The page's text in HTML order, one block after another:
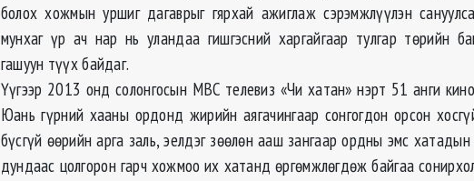
болох хожмын уршиг дагаврыг гярхай ажиглаж сэрэмжлүүлэн
мунхаг үр ач нар нь уландаа гишгэсний харгайгаар тулгар төрийн
гашуун түүх байдаг.
Үүгээр 2013 онд солонгосын MBC телевиз «Чи хатан» нэрт 51 анги
Юань гүрний хааны ордонд жирийн аягачингаар сонгогдон орсон
бүсгүй өөрийн арга заль, эелдэг зөөлөн ааш зангаар ордны эмс
дундаас цолгорон гарч хожмоо их хатанд өргөмжлөгдөж байгаа